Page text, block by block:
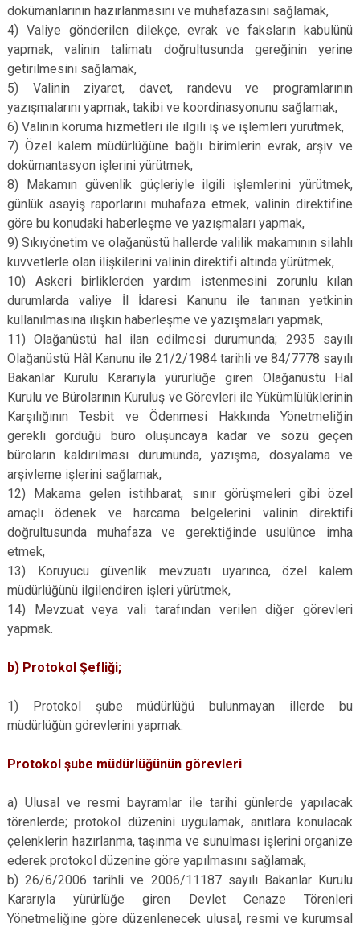
dokümanlarının hazırlanmasını ve muhafazasını sağlamak,
4) Valiye gönderilen dilekçe, evrak ve faksların kabulünü
yapmak, valinin talimatı doğrultusunda gereğinin yerine
getirilmesini sağlamak,
5) Valinin ziyaret, davet, randevu ve programlarının
yazışmalarını yapmak, takibi ve koordinasyonunu sağlamak,
6) Valinin koruma hizmetleri ile ilgili iş ve işlemleri yürütmek,
7) Özel kalem müdürlüğüne bağlı birimlerin evrak, arşiv ve
dokümantasyon işlerini yürütmek,
8) Makamın güvenlik güçleriyle ilgili işlemlerini yürütmek,
günlük asayiş raporlarını muhafaza etmek, valinin direktifine
göre bu konudaki haberleşme ve yazışmaları yapmak,
9) Sıkıyönetim ve olağanüstü hallerde valilik makamının silahlı
kuvvetlerle olan ilişkilerini valinin direktifi altında yürütmek,
10) Askeri birliklerden yardım istenmesini zorunlu kılan
durumlarda valiye İl İdaresi Kanunu ile tanınan yetkinin
kullanılmasına ilişkin haberleşme ve yazışmaları yapmak,
11) Olağanüstü hal ilan edilmesi durumunda; 2935 sayılı
Olağanüstü Hâl Kanunu ile 21/2/1984 tarihli ve 84/7778 sayılı
Bakanlar Kurulu Kararıyla yürürlüğe giren Olağanüstü Hal
Kurulu ve Bürolarının Kuruluş ve Görevleri ile Yükümlülüklerinin
Karşılığının Tesbit ve Ödenmesi Hakkında Yönetmeliğin
gerekli gördüğü büro oluşuncaya kadar ve sözü geçen
büroların kaldırılması durumunda, yazışma, dosyalama ve
arşivleme işlerini sağlamak,
12) Makama gelen istihbarat, sınır görüşmeleri gibi özel
amaçlı ödenek ve harcama belgelerini valinin direktifi
doğrultusunda muhafaza ve gerektiğinde usulünce imha
etmek,
13) Koruyucu güvenlik mevzuatı uyarınca, özel kalem
müdürlüğünü ilgilendiren işleri yürütmek,
14) Mevzuat veya vali tarafından verilen diğer görevleri
yapmak.
b) Protokol Şefliği;
1) Protokol şube müdürlüğü bulunmayan illerde bu
müdürlüğün görevlerini yapmak.
Protokol şube müdürlüğünün görevleri
a) Ulusal ve resmi bayramlar ile tarihi günlerde yapılacak
törenlerde; protokol düzenini uygulamak, anıtlara konulacak
çelenklerin hazırlanma, taşınma ve sunulması işlerini organize
ederek protokol düzenine göre yapılmasını sağlamak,
b) 26/6/2006 tarihli ve 2006/11187 sayılı Bakanlar Kurulu
Kararıyla yürürlüğe giren Devlet Cenaze Törenleri
Yönetmeliğine göre düzenlenecek ulusal, resmi ve kurumsal